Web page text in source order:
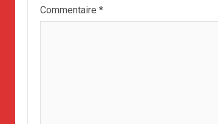
Commentaire *